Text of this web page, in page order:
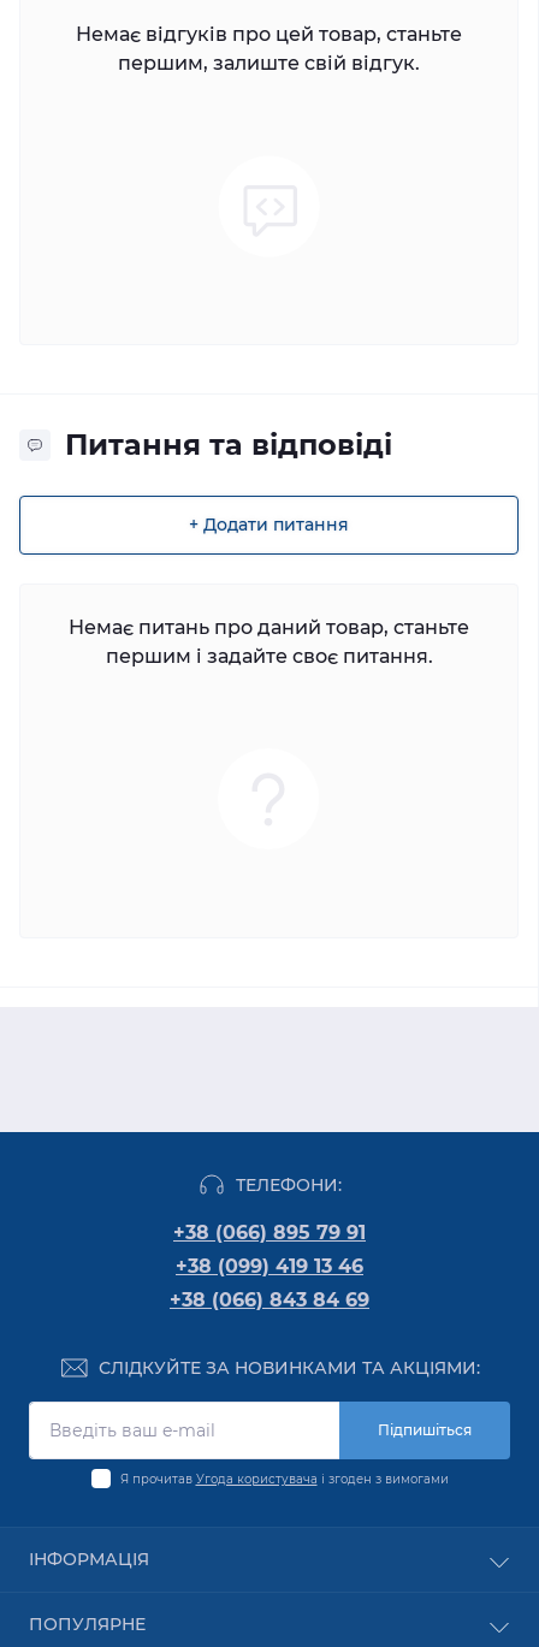
Немає відгуків про цей товар, станьте
першим, залиште свій відгук.
Питання та відповіді
+ Додати питання
Немає питань про даний товар, станьте
першим і задайте своє питання.
ТЕЛЕФОНИ:
+38 (066) 895 79 91
+38 (099) 419 13 46
+38 (066) 843 84 69
СЛІДКУЙТЕ ЗА НОВИНКАМИ ТА АКЦІЯМИ:
Підпишіться
Я прочитав Угода користувача і згоден з вимогами
ІНФОРМАЦІЯ
Про компанію
ПОПУЛЯРНЕ